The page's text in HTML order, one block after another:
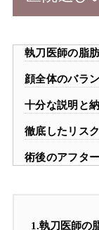
執刀医師の脂
顔全体のバラ
十分な説明と
徹底したリス
術後のアフタ
1.執刀医師の